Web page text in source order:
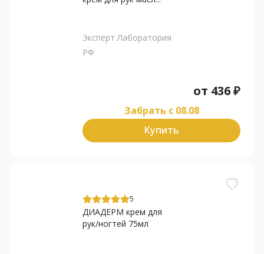
Эксперт Лаборатория
РФ
от 436₽
Забрать c 08.08
Купить
5
ДИАДЕРМ крем для
рук/ногтей 75мл